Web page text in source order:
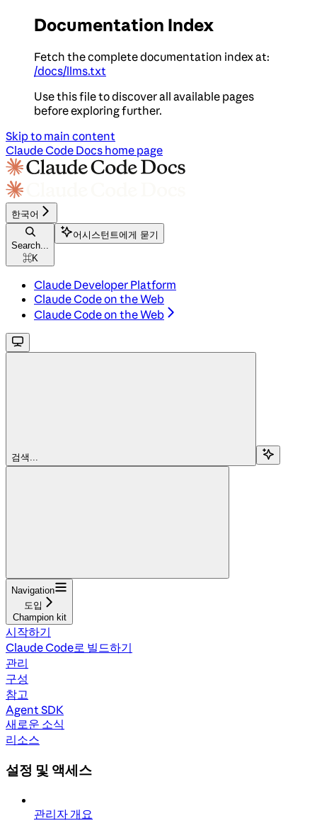
Documentation Index
Fetch the complete documentation index at:
/docs/llms.txt
Use this file to discover all available pages
before exploring further.
Skip to main content
Claude Code Docs home page
한국어
Search...
⌘K
어시스턴트에게 묻기
Claude Developer Platform
Claude Code on the Web
Claude Code on the Web
검색...
Navigation
도입
Champion kit
시작하기
Claude Code로 빌드하기
관리
구성
참고
Agent SDK
새로운 소식
리소스
설정 및 액세스
관리자 개요